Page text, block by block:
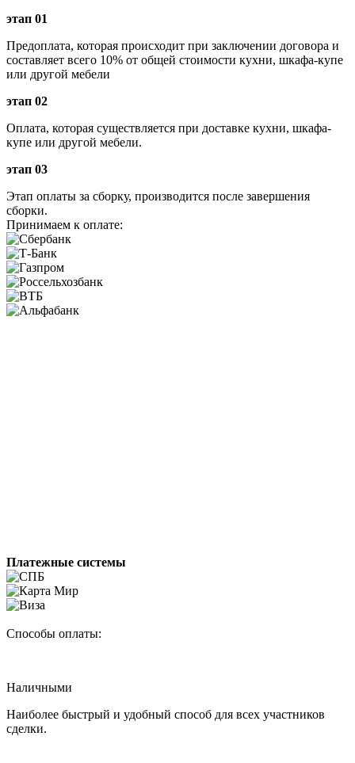
этап 01
Предоплата, которая происходит при заключении договора и
составляет всего 10% от общей стоимости кухни, шкафа-купе
или другой мебели
этап 02
Оплата, которая существляется при доставке кухни, шкафа-
купе или другой мебели.
этап 03
Этап оплаты за сборку, производится после завершения
сборки.
Принимаем к оплате:
Платежные системы
Способы оплаты:
Наличными
Наиболее быстрый и удобный способ для всех участников
сделки.